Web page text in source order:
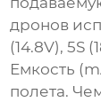
дронов
(14.8V), 5S
Емкость
полета.